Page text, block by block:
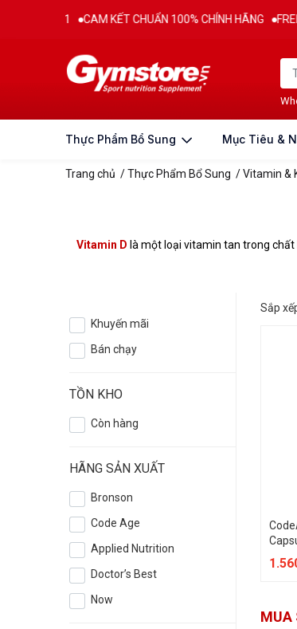
CAM KẾT CHUẨN 100% CHÍNH HÃNG
Thực Phẩm Bổ Sung Mục Tiêu &
Trang chủ /Thực Phẩm Bổ Sung /Vitamin &
Vitamin D là một loại vitamin tan trong
Khuyến mãi
Bán chạy
TỒN KHO
Còn hàng
HÃNG SẢN XUẤT
Bronson
Code Age
Applied Nutrition
Doctor’s Best
Now
Sắp
MUA